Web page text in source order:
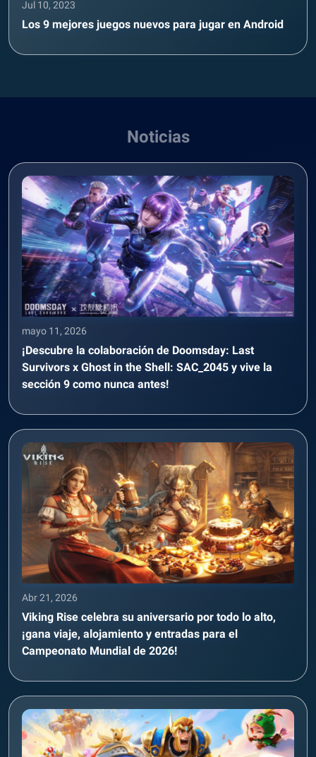
Jul 10, 2023
Los 9 mejores juegos nuevos para jugar en Android
Noticias
mayo 11, 2026
¡Descubre la colaboración de Doomsday: Last
Survivors x Ghost in the Shell: SAC_2045 y vive la
sección 9 como nunca antes!
Abr 21, 2026
Viking Rise celebra su aniversario por todo lo alto,
¡gana viaje, alojamiento y entradas para el
Campeonato Mundial de 2026!